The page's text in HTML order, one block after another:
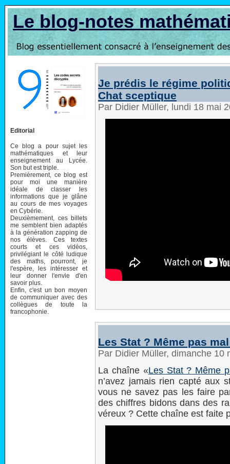
Le blog-notes
Editorial
Ce blog a pour sujet les
mathématiques et leur
enseignement au Lycée.
Son but est triple.
Premièrement, ce blog est
pour moi une manière
idéale de classer les
informations que je glâne
au cours de mes voyages
en Cybérie.
Deuxièmement, ces billets
me semblent bien adaptés
à la génération zapping de
nos élèves. Ces textes
courts et ces vidéos,
privilégiant le côté ludique
des maths, pourront, je
l'espère, les intéresser et
leur donner l'envie d'en
savoir plus.
Enfin, c'est un bon moyen
de communiquer avec des
collègues de toute la
francophonie.
Je prédis le régime
Chat sceptique
Par Didier Müller, lundi 18 mai
Les Stat ? Même pas
Par Didier Müller, dimanche 10
La chaîne «Les Stat ? Même
n’avez jamais rien capté aux
vous ne savez pas les faire
des chiffres bidons dans des
véreux ? Cette chaîne est faite